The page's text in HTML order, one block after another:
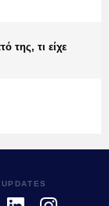
της, τι είχε